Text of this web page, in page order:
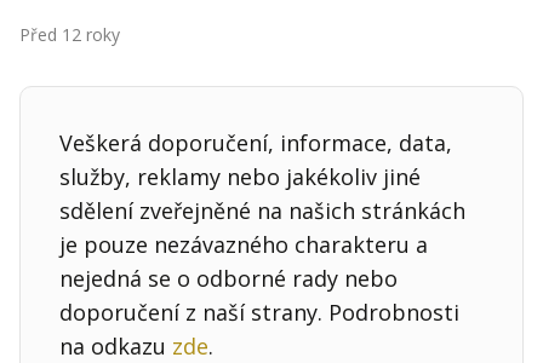
Obchodní podmínky
Před 12 roky
Veškerá doporučení, informace, data,
služby, reklamy nebo jakékoliv jiné
sdělení zveřejněné na našich stránkách
je pouze nezávazného charakteru a
nejedná se o odborné rady nebo
doporučení z naší strany. Podrobnosti
na odkazu zde.